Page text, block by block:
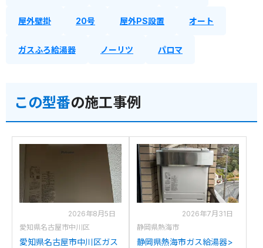
屋外壁掛 20号 屋外PS設置 オート
ガスふろ給湯器 ノーリツ パロマ
この型番の施工事例
2026年8月5日
愛知県名古屋市中川区
愛知県名古屋市中川区ガス
2026年7月31日
静岡県熱海市
静岡県熱海市ガス給湯器>